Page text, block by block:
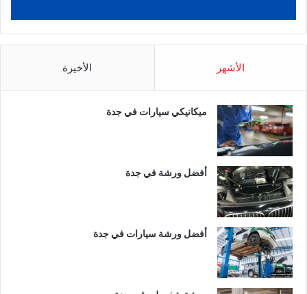
الأشهر الأخيرة
ميكانيكي سيارات في جدة
أفضل ورشة في جدة
أفضل ورشة سيارات في جدة